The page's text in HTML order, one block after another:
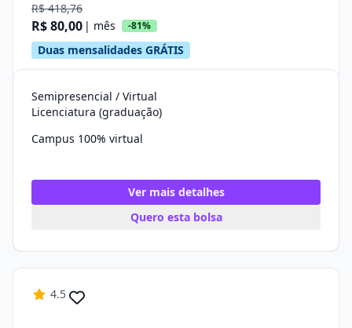
R$ 418,76
R$ 80,00 | mês -81%
Duas mensalidades GRÁTIS
Semipresencial / Virtual
Licenciatura (graduação)
Campus 100% virtual
Ver mais detalhes
Quero esta bolsa
4.5